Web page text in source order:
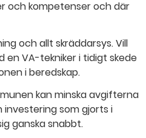
och kompetenser och där
och allt skräddarsys. Vill
en VA-tekniker i tidigt skede
i beredskap.
kan minska avgifterna
investering som gjorts i
ganska snabbt.